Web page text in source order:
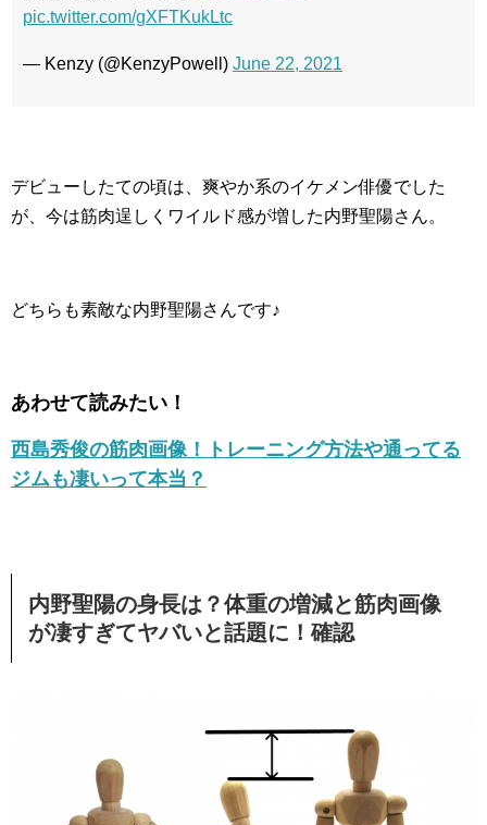
pic.twitter.com/gXFTKukLtc
— Kenzy (@KenzyPowell) June 22, 2021
デビューしたての頃は、爽やか系のイケメン俳優でした
が、今は筋肉逞しくワイルド感が増した内野聖陽さん。
どちらも素敵な内野聖陽さんです♪
あわせて読みたい！
西島秀俊の筋肉画像！トレーニング方法や通ってる
ジムも凄いって本当？
内野聖陽の身長は？体重の増減と筋肉画像
が凄すぎてヤバいと話題に！確認